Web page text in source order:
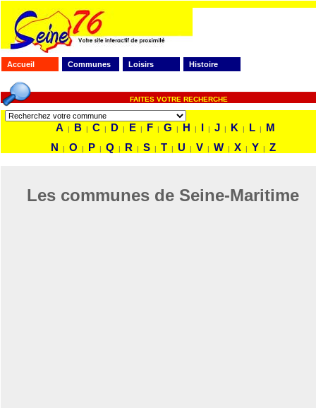
Accueil Communes Loisirs Histoire
FAITES VOTRE RECHERCHE
A | B | C | D | E | F | G | H | I | J | K | L |
M
N
| O | P | Q | R | S | T | U | V | W | X | Y | Z
Les communes de Seine-Maritime